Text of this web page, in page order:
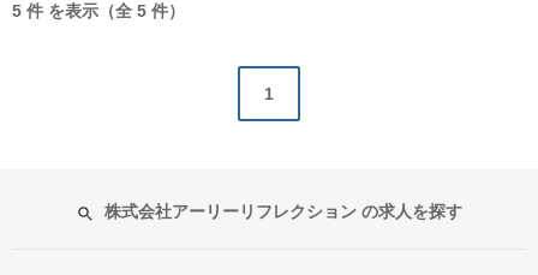
5 件 を表示（全 5 件）
1
株式会社アーリーリフレクション の求人を探す